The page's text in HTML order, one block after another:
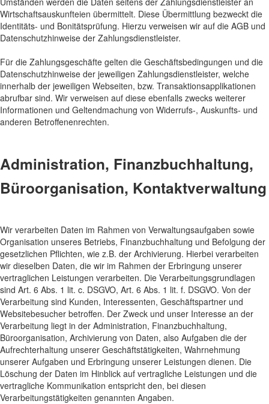
Wirtschaftsauskunfteien übermittelt. Diese Übermittlung bezweckt die
Identitäts- und Bonitätsprüfung. Hierzu verweisen wir auf die AGB und
Datenschutzhinweise der Zahlungsdienstleister.
Für die Zahlungsgeschäfte gelten die Geschäftsbedingungen und die
Datenschutzhinweise der jeweiligen Zahlungsdienstleister, welche
innerhalb der jeweiligen Webseiten, bzw. Transaktionsapplikationen
abrufbar sind. Wir verweisen auf diese ebenfalls zwecks weiterer
Informationen und Geltendmachung von Widerrufs-, Auskunfts- und
anderen Betroffenenrechten.
Administration, Finanzbuchhaltung,
Büroorganisation, Kontaktverwaltung
Wir verarbeiten Daten im Rahmen von Verwaltungsaufgaben sowie
Organisation unseres Betriebs, Finanzbuchhaltung und Befolgung der
gesetzlichen Pflichten, wie z.B. der Archivierung. Hierbei verarbeiten
wir dieselben Daten, die wir im Rahmen der Erbringung unserer
vertraglichen Leistungen verarbeiten. Die Verarbeitungsgrundlagen
sind Art. 6 Abs. 1 lit. c. DSGVO, Art. 6 Abs. 1 lit. f. DSGVO. Von der
Verarbeitung sind Kunden, Interessenten, Geschäftspartner und
Websitebesucher betroffen. Der Zweck und unser Interesse an der
Verarbeitung liegt in der Administration, Finanzbuchhaltung,
Büroorganisation, Archivierung von Daten, also Aufgaben die der
Aufrechterhaltung unserer Geschäftstätigkeiten, Wahrnehmung
unserer Aufgaben und Erbringung unserer Leistungen dienen. Die
Löschung der Daten im Hinblick auf vertragliche Leistungen und die
vertragliche Kommunikation entspricht den, bei diesen
Verarbeitungstätigkeiten genannten Angaben.